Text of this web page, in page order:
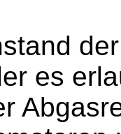
es